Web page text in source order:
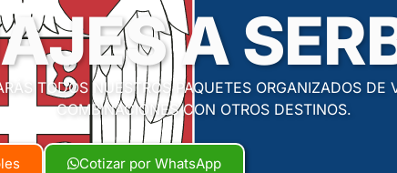
A
TODOS NUESTROS PAQUETES ORGANIZADOS DE
COMBINACIONES CON OTROS DESTINOS.
Cotizar por WhatsApp